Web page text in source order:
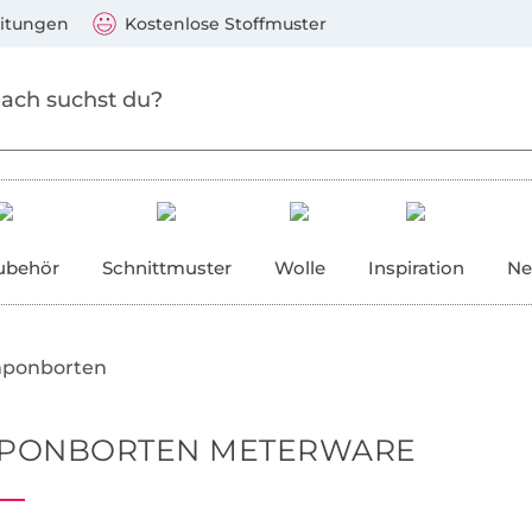
Kostenlose Stoffmuster
Schnittmuster Wolle Inspiration
METERWARE
Mastercard, PayPal, Giropay, Kauf auf Rechnung,